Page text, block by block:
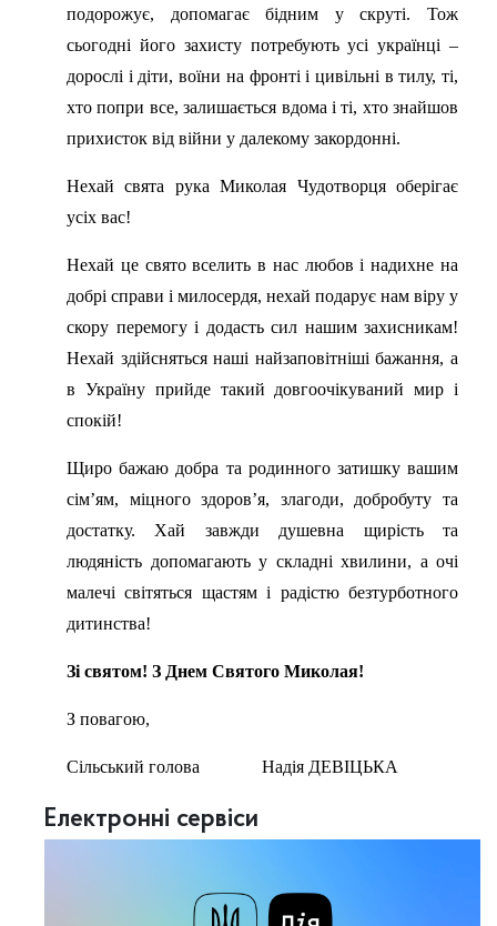
подорожує, допомагає бідним у скруті. Тож
сьогодні його захисту потребують усі українці –
дорослі і діти, воїни на фронті і цивільні в тилу, ті,
хто попри все, залишається вдома і ті, хто знайшов
прихисток від війни у далекому закордонні.
Нехай свята рука Миколая Чудотворця оберігає
усіх вас!
Нехай це свято вселить в нас любов і надихне на
добрі справи і милосердя, нехай подарує нам віру у
скору перемогу і додасть сил нашим захисникам!
Нехай здійсняться наші найзаповітніші бажання, а
в Україну прийде такий довгоочікуваний мир і
спокій!
Щиро бажаю добра та родинного затишку вашим
сім’ям, міцного здоров’я, злагоди, добробуту та
достатку. Хай завжди душевна щирість та
людяність допомагають у складні хвилини, а очі
малечі світяться щастям і радістю безтурботного
дитинства!
Зі святом! З Днем Святого Миколая!
З повагою,
Сільський голова Надія ДЕВІЦЬКА
Електронні сервіси